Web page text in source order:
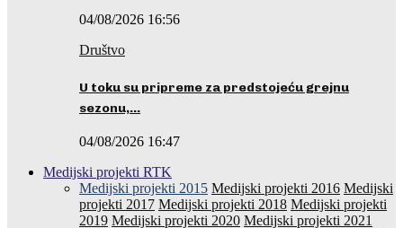
04/08/2026 16:56
Društvo
U toku su pripreme za predstojeću grejnu
sezonu,…
04/08/2026 16:47
Medijski projekti RTK
Medijski projekti 2015 Medijski projekti 2016 Medijski
projekti 2017 Medijski projekti 2018 Medijski projekti
2019 Medijski projekti 2020 Medijski projekti 2021